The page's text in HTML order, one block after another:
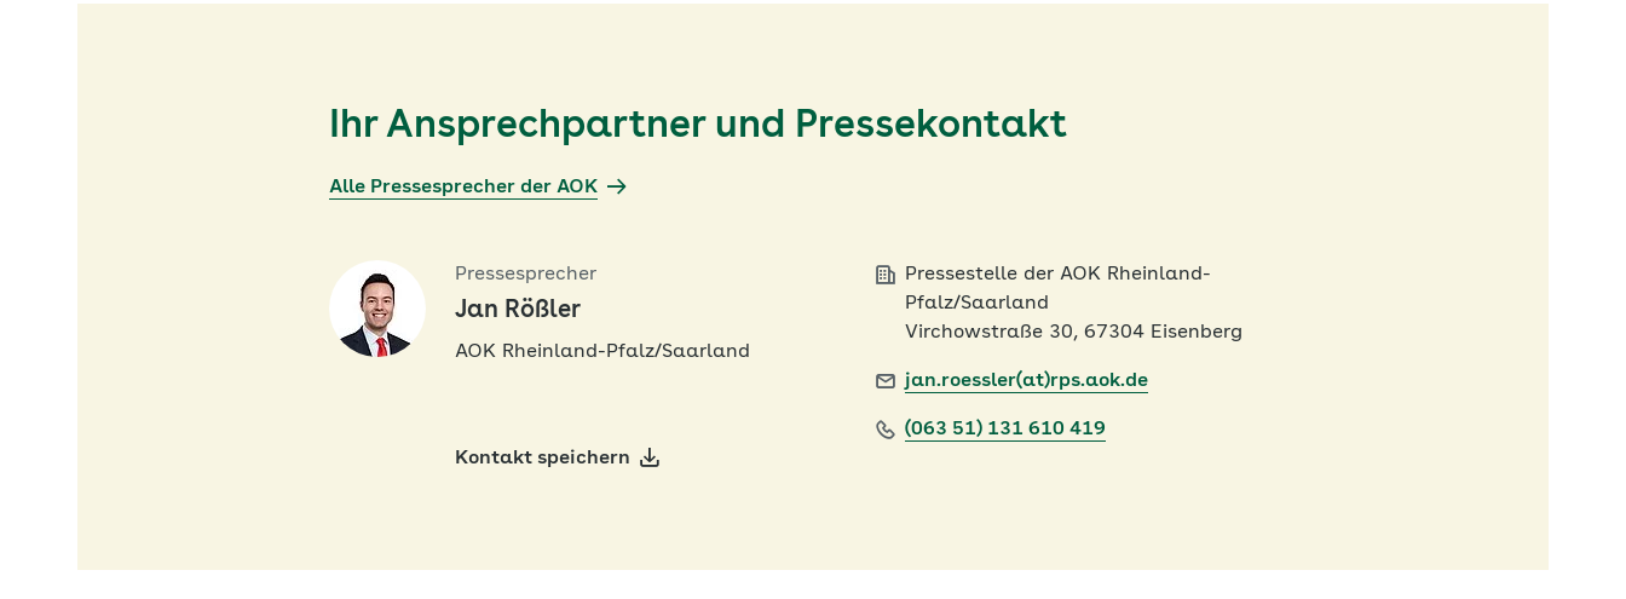
Ihr Ansprechpartner und Pressekontakt
Alle Pressesprecher der AOK
Pressesprecher
Jan Rößler
AOK Rheinland-Pfalz/Saarland
Pressestelle der AOK Rheinland-
Pfalz/Saarland
Virchowstraße 30, 67304 Eisenberg
jan.roessler(at)rps.aok.de
(063 51) 131 610 419
Kontakt speichern